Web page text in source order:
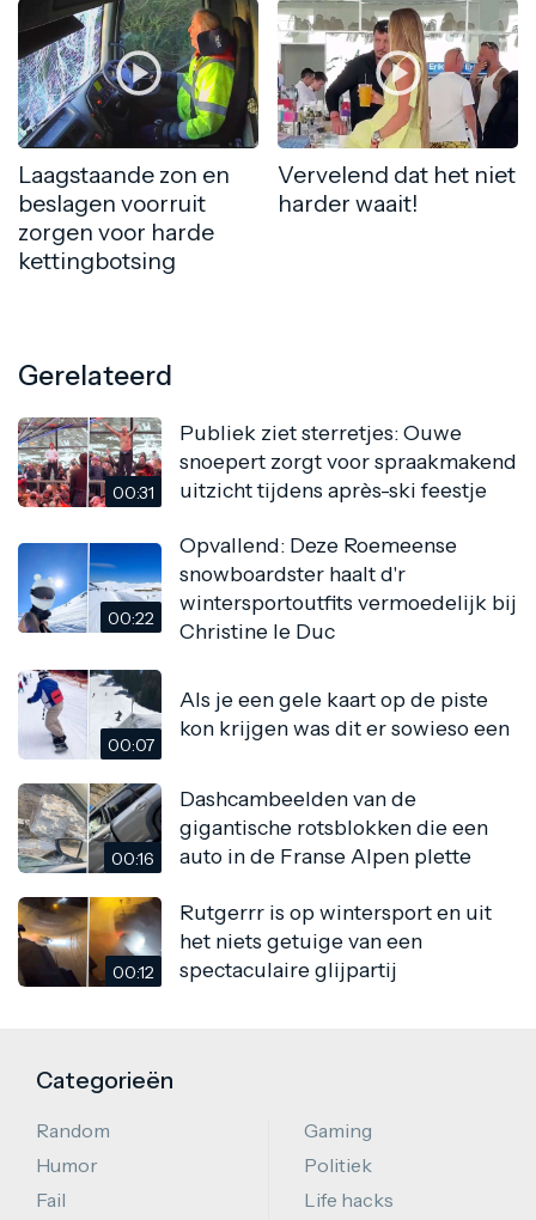
Laagstaande zon en
beslagen voorruit
zorgen voor harde
kettingbotsing
Vervelend dat het niet
harder waait!
Gerelateerd
00:31
Publiek ziet sterretjes: Ouwe
snoepert zorgt voor spraakmakend
uitzicht tijdens après-ski feestje
00:22
Opvallend: Deze Roemeense
snowboardster haalt d'r
wintersportoutfits vermoedelijk bij
Christine le Duc
00:07
Als je een gele kaart op de piste
kon krijgen was dit er sowieso een
00:16
Dashcambeelden van de
gigantische rotsblokken die een
auto in de Franse Alpen plette
00:12
Rutgerrr is op wintersport en uit
het niets getuige van een
spectaculaire glijpartij
Categorieën
Random
Humor
Fail
Gaming
Politiek
Life hacks